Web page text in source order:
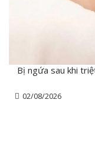
Bị ngứa sau khi
02/08/2026